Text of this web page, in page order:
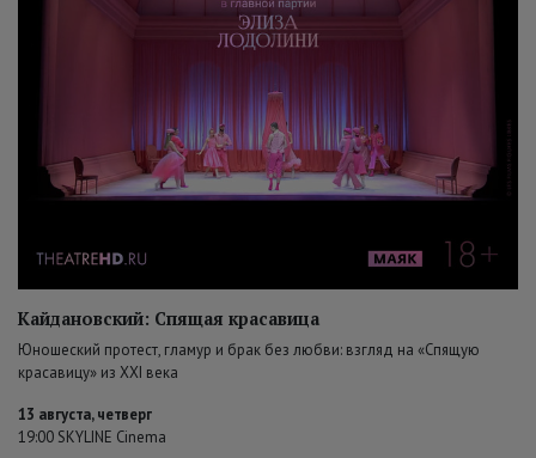
Кайдановский: Спящая красавица
Юношеский протест, гламур и брак без любви: взгляд на «Спящую
красавицу» из XXI века
13 августа, четверг
19:00 SKYLINE Cinema